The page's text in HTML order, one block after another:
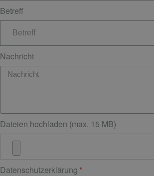
Betreff
Nachricht
Dateien hochladen (max. 15 MB)
Datenschutzerklärung